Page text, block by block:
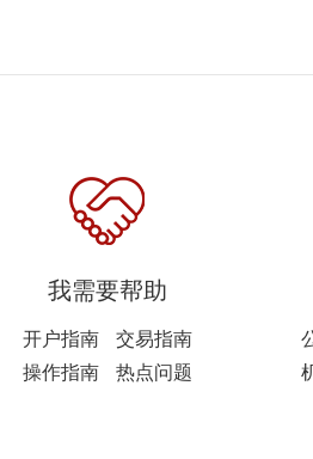
我需要帮助
开户指南
交易指南
操作指南
热点问题